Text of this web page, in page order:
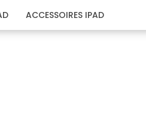
ACCESSOIRES IPAD